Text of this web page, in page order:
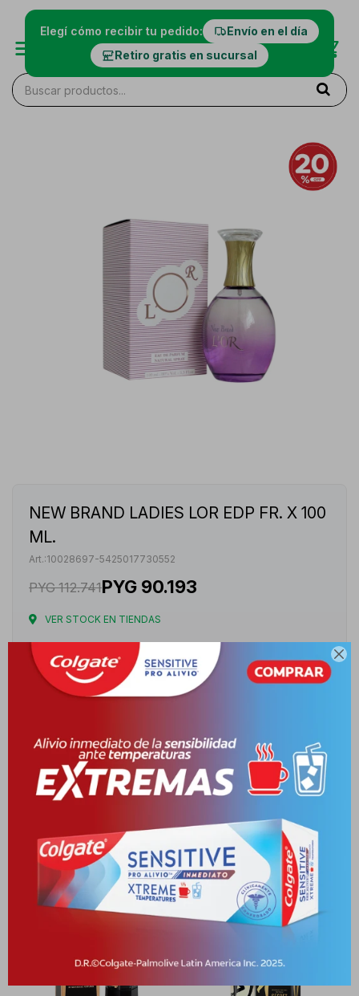

Elegí cómo recibir tu pedido:
Envío en el día
Retiro gratis en sucursal
NEW BRAND LADIES LOR EDP FR. X 100
ML.
10028697-5425017730552
PYG 112.741PYG 90.193
VER STOCK EN TIENDAS
Envíos
Cambios y Devoluciones
Medios de pago
Productos que te pueden interesar